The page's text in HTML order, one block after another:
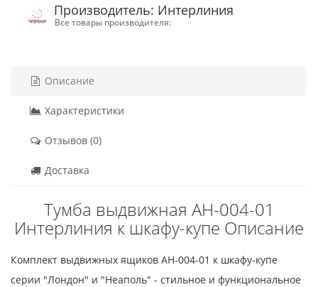
Производитель: Интерлиния
Все товары производителя:
Описание
Характеристики
Отзывов (0)
Доставка
Тумба выдвижная АН-004-01
Интерлиния к шкафу-купе Описание
Комплект выдвижных ящиков АН-004-01 к шкафу-купе
серии "Лондон" и "Неаполь" - стильное и функциональное